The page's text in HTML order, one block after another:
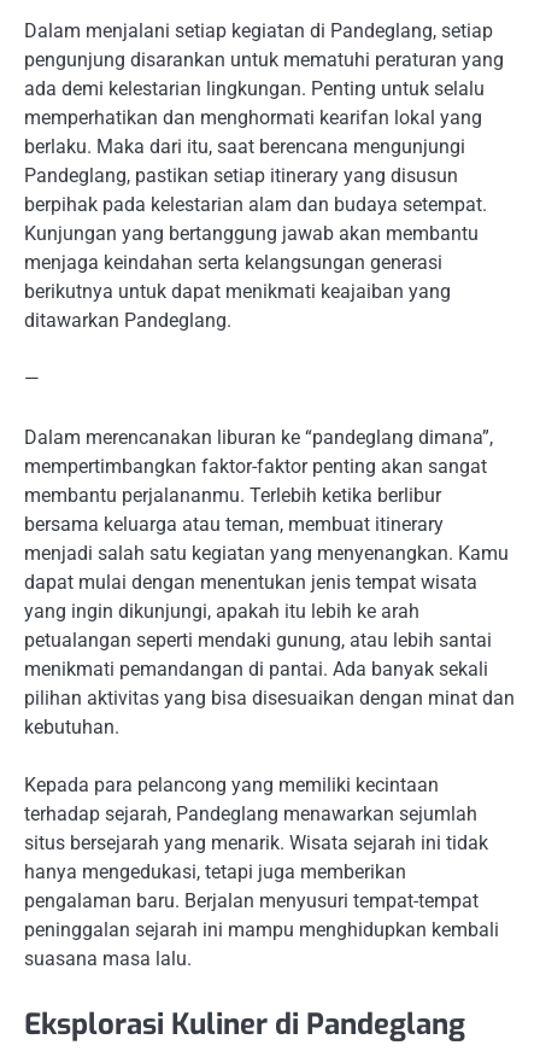
Dalam menjalani setiap kegiatan di Pandeglang, setiap
pengunjung disarankan untuk mematuhi peraturan yang
ada demi kelestarian lingkungan. Penting untuk selalu
memperhatikan dan menghormati kearifan lokal yang
berlaku. Maka dari itu, saat berencana mengunjungi
Pandeglang, pastikan setiap itinerary yang disusun
berpihak pada kelestarian alam dan budaya setempat.
Kunjungan yang bertanggung jawab akan membantu
menjaga keindahan serta kelangsungan generasi
berikutnya untuk dapat menikmati keajaiban yang
ditawarkan Pandeglang.
—
Dalam merencanakan liburan ke “pandeglang dimana”,
mempertimbangkan faktor-faktor penting akan sangat
membantu perjalananmu. Terlebih ketika berlibur
bersama keluarga atau teman, membuat itinerary
menjadi salah satu kegiatan yang menyenangkan. Kamu
dapat mulai dengan menentukan jenis tempat wisata
yang ingin dikunjungi, apakah itu lebih ke arah
petualangan seperti mendaki gunung, atau lebih santai
menikmati pemandangan di pantai. Ada banyak sekali
pilihan aktivitas yang bisa disesuaikan dengan minat dan
kebutuhan.
Kepada para pelancong yang memiliki kecintaan
terhadap sejarah, Pandeglang menawarkan sejumlah
situs bersejarah yang menarik. Wisata sejarah ini tidak
hanya mengedukasi, tetapi juga memberikan
pengalaman baru. Berjalan menyusuri tempat-tempat
peninggalan sejarah ini mampu menghidupkan kembali
suasana masa lalu.
Eksplorasi Kuliner di Pandeglang